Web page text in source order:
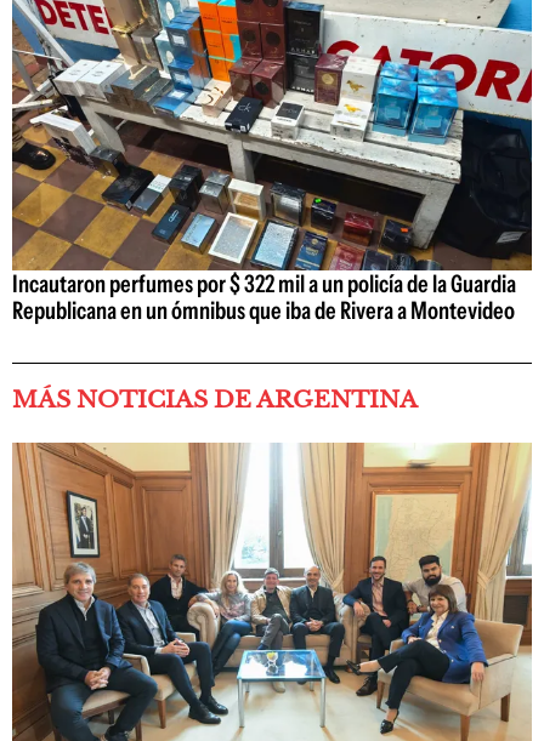
Incautaron perfumes por $ 322 mil a un policía de la Guardia
Republicana en un ómnibus que iba de Rivera a Montevideo
MÁS NOTICIAS DE ARGENTINA